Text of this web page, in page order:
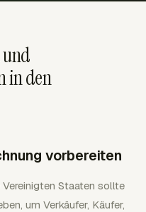
und
in den
vorbereiten
Staaten sollte
um Verkäufer, Käufer,